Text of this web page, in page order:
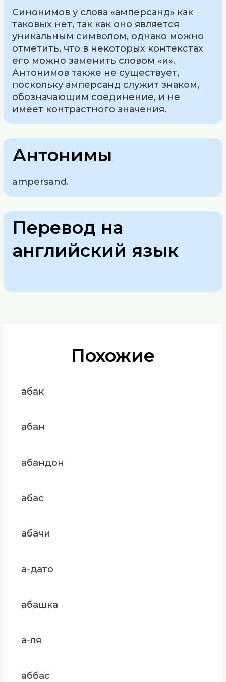
Синонимов у слова «амперсанд» как
таковых нет, так как оно является
уникальным символом, однако можно
отметить, что в некоторых контекстах
его можно заменить словом «и».
Антонимов также не существует,
поскольку амперсанд служит знаком,
обозначающим соединение, и не
имеет контрастного значения.
Антонимы
ampersand.
Перевод на
английский язык
Похожие
абак
абан
абандон
абас
абачи
а-дато
абашка
а-ля
аббас